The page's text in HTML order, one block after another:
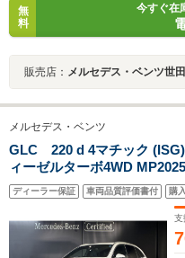
無
料
今すぐ在
販売店： メルセデス・ベンツ世
メルセデス・ベンツ
GLC 220 d 4マチック
ィーゼルターボ4WD
PKG 禁煙 Burmester
ー シートヒーター ステ
ARナビ 電動トランク フ
360度カメラ
ディーラー保証 車両品質評価書付 購
支